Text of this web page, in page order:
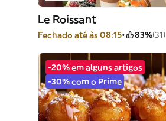
Le Roissant
Fechado até às 08:15 83%(31)
-20% em alguns artigos
-30% com o Prime